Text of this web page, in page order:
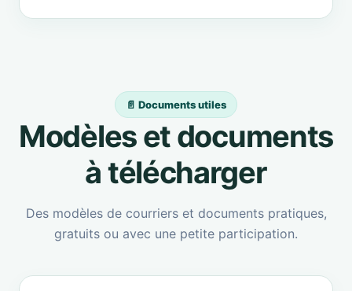
📄 Documents utiles
Modèles et documents
à télécharger
Des modèles de courriers et documents pratiques,
gratuits ou avec une petite participation.